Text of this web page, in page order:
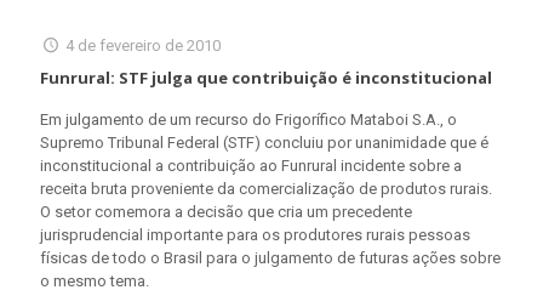
4 de fevereiro de 2010
Funrural: STF julga que contribuição é inconstitucional
Em julgamento de um recurso do Frigorífico Mataboi S.A., o
Supremo Tribunal Federal (STF) concluiu por unanimidade que é
inconstitucional a contribuição ao Funrural incidente sobre a
receita bruta proveniente da comercialização de produtos rurais.
O setor comemora a decisão que cria um precedente
jurisprudencial importante para os produtores rurais pessoas
físicas de todo o Brasil para o julgamento de futuras ações sobre
o mesmo tema.